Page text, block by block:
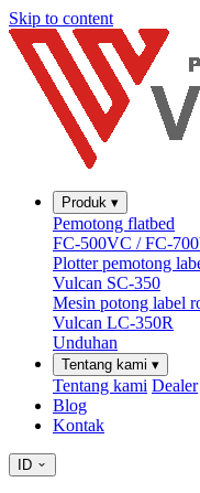
Skip to content
Produk ▾
Pemotong flatbed
FC-500VC / FC-
Plotter pemotong
Vulcan SC-350
Mesin potong label
Vulcan LC-350R
Unduhan
Tentang kami ▾
Tentang kami Dealer
Blog
Kontak
ID